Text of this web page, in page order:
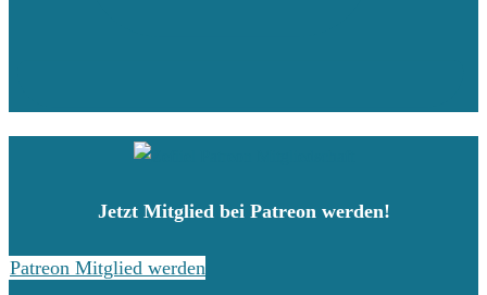
Jetzt Mitglied bei Patreon werden!
Patreon Mitglied werden